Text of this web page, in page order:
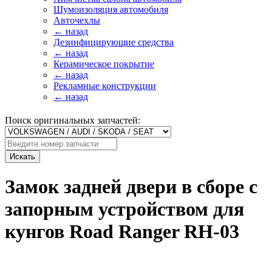
Шумоизоляция автомобиля
Авточехлы
← назад
Дезинфицирующие средства
← назад
Керамическое покрытие
← назад
Рекламные конструкции
← назад
Поиск оригинальных запчастей:
Искать
Замок задней двери в сборе с
запорным устройством для
кунгов Road Ranger RH-03